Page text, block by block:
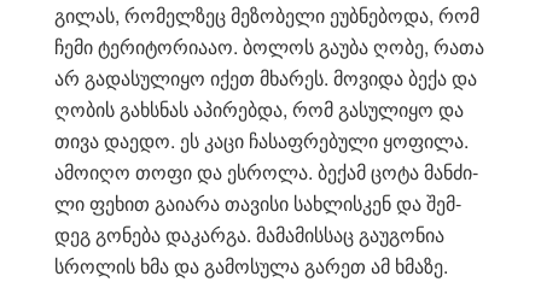
გი­ლას, რო­მელ­ზეც მე­ზო­ბე­ლი ეუბ­ნე­ბო­და, რომ
ჩემი ტე­რი­ტო­რი­ა­აო. ბო­ლოს გა­უ­ბა ღობე, რათა
არ გა­და­სუ­ლი­ყო იქეთ მხა­რეს. მო­ვი­და ბექა და
ღო­ბის გახ­სნას აპი­რებ­და, რომ გა­სუ­ლი­ყო და
თივა და­ე­დო. ეს კაცი ჩა­საფ­რე­ბუ­ლი ყო­ფი­ლა.
ამო­ი­ღო თოფი და ეს­რო­ლა. ბე­ქამ ცოტა მან­ძი­
ლი ფე­ხით გა­ი­ა­რა თა­ვი­სი სახ­ლის­კენ და შემ­
დეგ გო­ნე­ბა და­კარ­გა. მა­მა­მის­საც გა­უ­გო­ნია
სრო­ლის ხმა და გა­მო­სუ­ლა გა­რეთ ამ ხმა­ზე.